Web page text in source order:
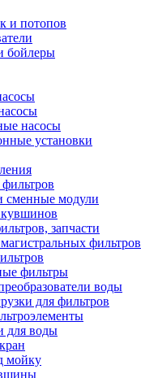
и потопов
бойлеры
насосы
установки
сменные модули
запчасти
фильтров
фильтры
воды
для фильтров
для воды
мойку